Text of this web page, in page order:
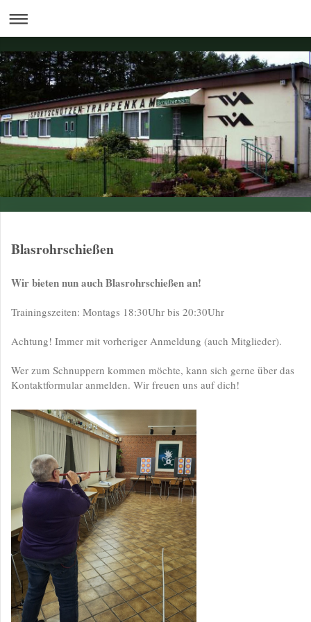
Blasrohrschießen
Wir bieten nun auch Blasrohrschießen an!
Trainingszeiten: Montags 18:30Uhr bis 20:30Uhr
Achtung! Immer mit vorheriger Anmeldung (auch Mitglieder).
Wer zum Schnuppern kommen möchte, kann sich gerne über das
Kontaktformular anmelden. Wir freuen uns auf dich!